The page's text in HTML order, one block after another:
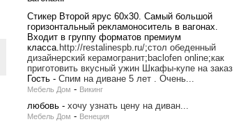
Стикер Второй ярус 60х30. Самый большой
горизонтальный рекламоноситель в вагонах.
Входит в группу форматов премиум
класса. http://restalinespb.ru/;стол обеденный
дизайнерский керамогранит; baclofen online;как
приготовить вкусный ужин Шкафы-купе на заказ
Гость - Спим на диване 5 лет . Очень...
Мебель Дом - Викинг
любовь - хочу узнать цену на диван...
Мебель Дом - Венеция